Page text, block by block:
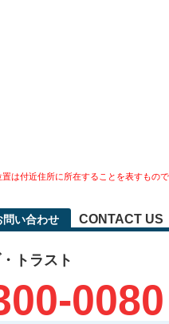
は付近住所に所在することを表すもの
問い合わせ CONTACT US
トラスト
0080